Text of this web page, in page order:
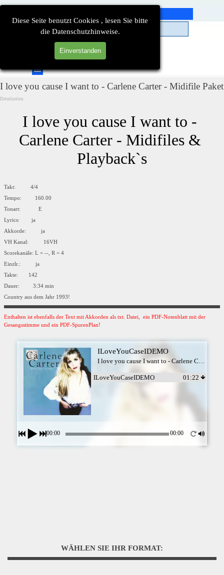
Diese Seite benutzt Cookies , lesen Sie bitte
die Datenschutzhinweise.
Einverstanden
Direkt zum Seiteninhalt
Menü überspringen
I love you cause I want to - Carlene Carter - Midifile Paket
Detailseiten
I love you cause I want to -
Carlene Carter - Midifiles &
Playback`s
Takt: 4/4
Tempo: 160.00
Tonart: E
Lyrics: ja
Akkorde: ja
VH Kanal: 16VH
Scorekanäle: L = --, R = 4
Einzlr.: ja
Takte: 142
Dauer: 3:34 min
Country aus dem Jahr 1993!
Enthalten ist ebenfalls der Text mit Akkorden als txt. Datei, ein PDF-Notenblatt mit der
Gesangsstimme und ein PDF-SpurenPlan!
ILoveYouCaseIDEMO
ILoveYouCaseIDEMO 01:22
00:00 00:00
WÄHLEN SIE IHR FORMAT: